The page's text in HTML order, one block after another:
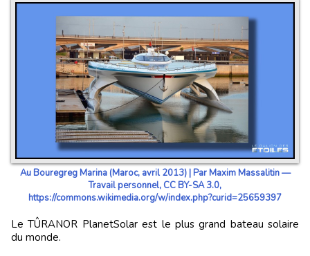
Au Bouregreg Marina (Maroc, avril 2013) | Par Maxim Massalitin —
Travail personnel, CC BY-SA 3.0,
https://commons.wikimedia.org/w/index.php?curid=25659397
Le TÛRANOR PlanetSolar est le plus grand bateau solaire
du monde.